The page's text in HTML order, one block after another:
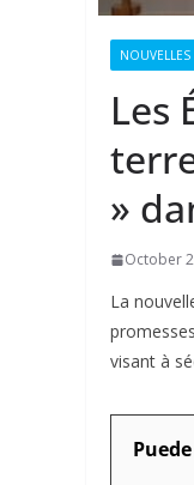
NOUVELLES
Les
»
October
La
visant à